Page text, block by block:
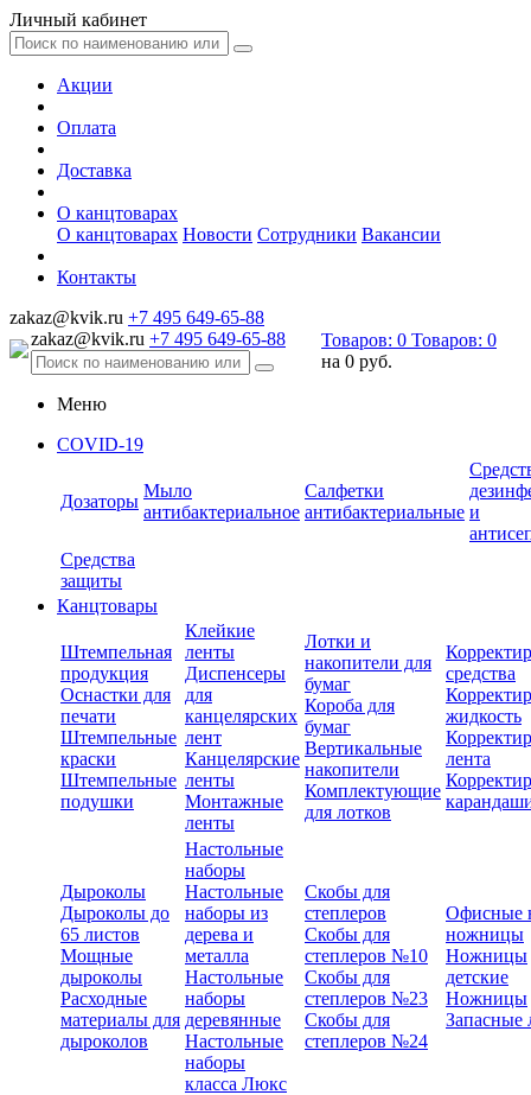
Личный кабинет
Акции
Оплата
Доставка
О канцтоварах
О канцтоварах Новости Сотрудники Вакансии
Контакты
zakaz@kvik.ru +7 495 649-65-88
zakaz@kvik.ru +7 495 649-65-88 Товаров: 0 Товаров: 0
на 0 руб.
Меню
COVID-19
Дозаторы
Мыло
антибактериальное
Салфетки
антибактериальные и
Средства
защиты
Канцтовары
Штемпельная
продукция
Оснастки для
печати
Штемпельные
краски
Штемпельные
подушки
Клейкие
ленты
Диспенсеры
для
канцелярских
лент
Канцелярские
ленты
Монтажные
ленты
Лотки и
накопители для
бумаг
Короба для
бумаг
Вертикальные
накопители
Комплектующие
для лотков
средства
жидкость
лента
Дыроколы
Дыроколы до
65 листов
Мощные
дыроколы
Расходные
материалы для
дыроколов
Настольные
наборы
Настольные
наборы из
дерева и
металла
Настольные
наборы
деревянные
Настольные
наборы
класса Люкс
Скобы для
степлеров
Скобы для
степлеров №10
Скобы для
степлеров №23
Скобы для
степлеров №24
Офисные
ножницы
Ножницы
детские
Ножницы
Запасные